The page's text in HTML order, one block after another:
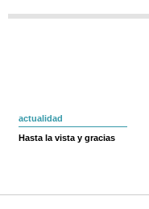
actualidad
Hasta la vista y gracias